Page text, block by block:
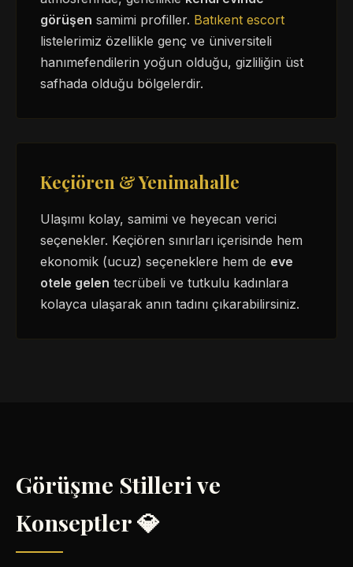
görüşen samimi profiller. Batıkent escort
listelerimiz özellikle genç ve üniversiteli
hanımefendilerin yoğun olduğu, gizliliğin üst
safhada olduğu bölgelerdir.
Keçiören & Yenimahalle
Ulaşımı kolay, samimi ve heyecan verici
seçenekler. Keçiören sınırları içerisinde hem
ekonomik (ucuz) seçeneklere hem de eve
otele gelen tecrübeli ve tutkulu kadınlara
kolayca ulaşarak anın tadını çıkarabilirsiniz.
Görüşme Stilleri ve
Konseptler 💎